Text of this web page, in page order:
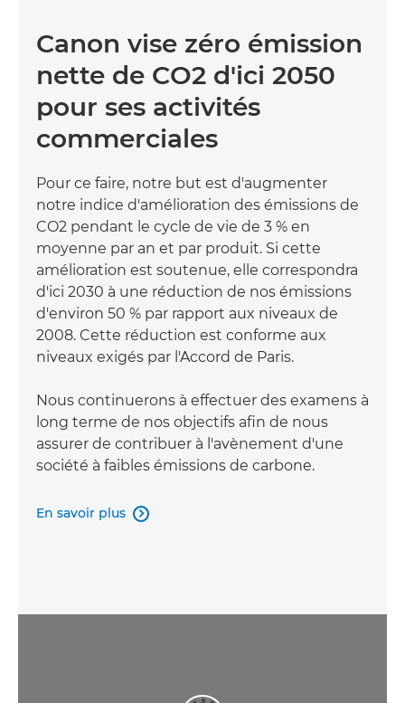
Canon vise zéro émission
nette de CO2 d'ici 2050
pour ses activités
commerciales
Pour ce faire, notre but est d'augmenter
notre indice d'amélioration des émissions de
CO2 pendant le cycle de vie de 3 % en
moyenne par an et par produit. Si cette
amélioration est soutenue, elle correspondra
d'ici 2030 à une réduction de nos émissions
d'environ 50 % par rapport aux niveaux de
2008. Cette réduction est conforme aux
niveaux exigés par l'Accord de Paris.
Nous continuerons à effectuer des examens à
long terme de nos objectifs afin de nous
assurer de contribuer à l'avènement d'une
société à faibles émissions de carbone.
En savoir plus 